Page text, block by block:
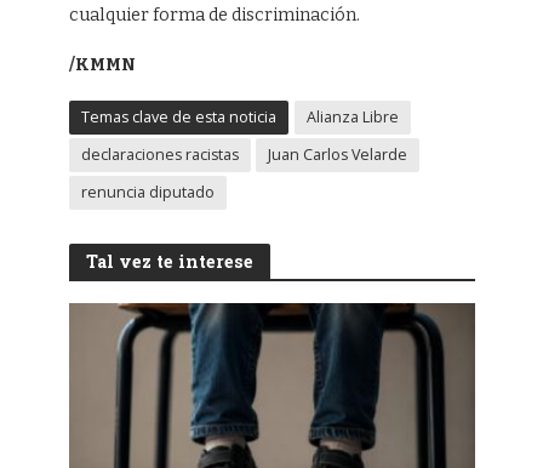
cualquier forma de discriminación.
/KMMN
Temas clave de esta noticia
Alianza Libre
declaraciones racistas
Juan Carlos Velarde
renuncia diputado
Tal vez te interese